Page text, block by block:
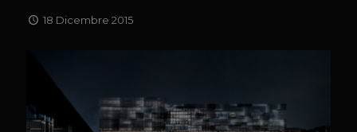
Contatti
Newsletter
18 Dicembre 2015